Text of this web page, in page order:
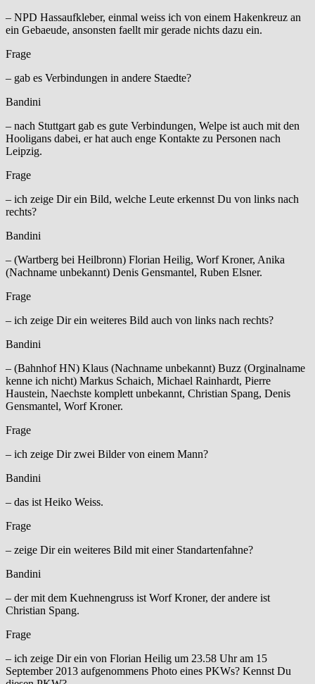
– NPD Hassaufkleber, einmal weiss ich von einem Hakenkreuz an
ein Gebaeude, ansonsten faellt mir gerade nichts dazu ein.
Frage
– gab es Verbindungen in andere Staedte?
Bandini
– nach Stuttgart gab es gute Verbindungen, Welpe ist auch mit den
Hooligans dabei, er hat auch enge Kontakte zu Personen nach
Leipzig.
Frage
– ich zeige Dir ein Bild, welche Leute erkennst Du von links nach
rechts?
Bandini
– (Wartberg bei Heilbronn) Florian Heilig, Worf Kroner, Anika
(Nachname unbekannt) Denis Gensmantel, Ruben Elsner.
Frage
– ich zeige Dir ein weiteres Bild auch von links nach rechts?
Bandini
– (Bahnhof HN) Klaus (Nachname unbekannt) Buzz (Orginalname
kenne ich nicht) Markus Schaich, Michael Rainhardt, Pierre
Haustein, Naechste komplett unbekannt, Christian Spang, Denis
Gensmantel, Worf Kroner.
Frage
– ich zeige Dir zwei Bilder von einem Mann?
Bandini
– das ist Heiko Weiss.
Frage
– zeige Dir ein weiteres Bild mit einer Standartenfahne?
Bandini
– der mit dem Kuehnengruss ist Worf Kroner, der andere ist
Christian Spang.
Frage
– ich zeige Dir ein von Florian Heilig um 23.58 Uhr am 15
September 2013 aufgenommens Photo eines PKWs? Kennst Du